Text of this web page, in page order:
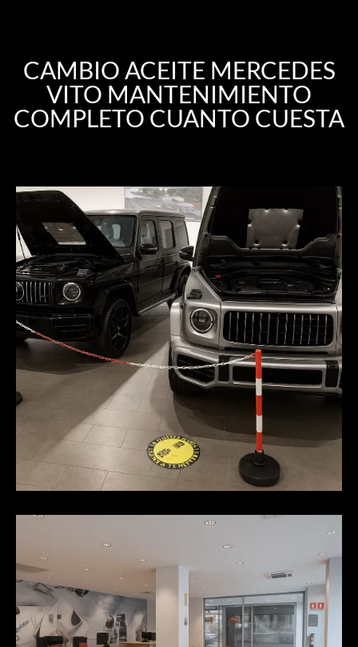
CAMBIO ACEITE MERCEDES
VITO MANTENIMIENTO
COMPLETO CUANTO CUESTA